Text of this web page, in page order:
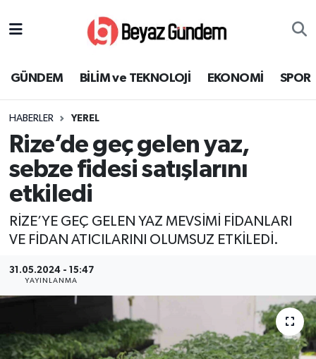
GÜNDEM BİLİM ve TEKNOLOJİ EKONOMİ SPOR
HABERLER YEREL
Rize’de geç gelen yaz,
sebze fidesi satışlarını
etkiledi
RİZE’YE GEÇ GELEN YAZ MEVSİMİ FİDANLARI
VE FİDAN ATICILARINI OLUMSUZ ETKİLEDİ.
31.05.2024 - 15:47
YAYINLANMA
EKONOMİ
SPOR
SAĞLIK
EĞİTİM
KÜLTÜR SANAT
MAGAZİN
YEREL
Süper Lig Puan Durumu ve Fikstür
Tüm Manşetler
Son Dakika Haberleri
Haber Arşivi